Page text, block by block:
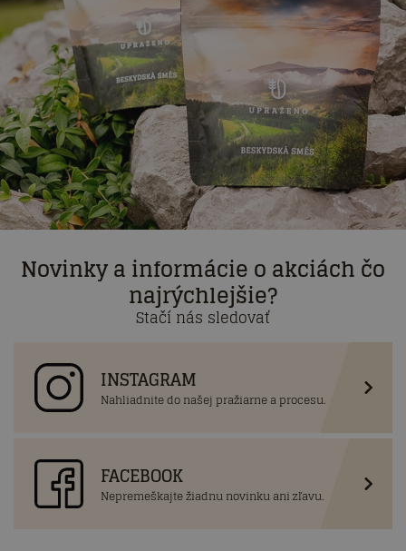
Novinky a informácie o akciách čo
najrýchlejšie?
Stačí nás sledovať
INSTAGRAM
Nahliadnite do našej pražiarne a procesu.
FACEBOOK
Nepremeškajte žiadnu novinku ani zľavu.